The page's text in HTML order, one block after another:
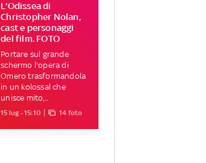
L'Odissea di
Christopher Nolan,
cast e personaggi
del film. FOTO
Portare sul grande
schermo l'opera di
Omero trasformandola
in un kolossal che
unisce mito,...
15 lug - 15:10 14 foto